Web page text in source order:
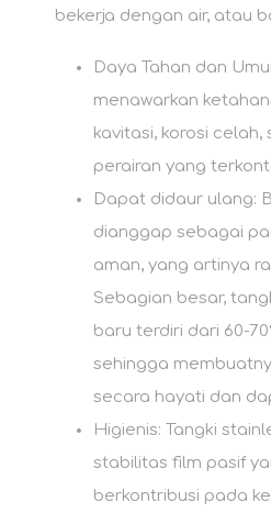
bekerja dengan air, atau
Daya Tahan dan
menawarkan
kavitasi, korosi
perairan yang
Dapat didaur ulang:
dianggap sebagai
aman, yang artinya
Sebagian besar,
baru terdiri dari 60-
sehingga
secara hayati dan
Higienis: Tangki
stabilitas film pasif
berkontribusi pada